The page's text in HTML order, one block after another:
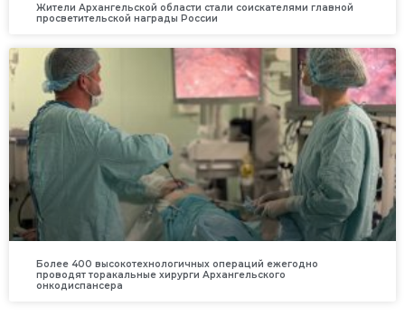
Жители Архангельской области стали соискателями главной
просветительской награды России
Более 400 высокотехнологичных операций ежегодно
проводят торакальные хирурги Архангельского
онкодиспансера